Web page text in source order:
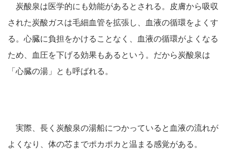
炭酸泉は医学的にも効能があるとされる。皮膚から吸収
された炭酸ガスは毛細血管を拡張し、血液の循環をよくす
る。心臓に負担をかけることなく、血液の循環がよくなる
ため、血圧を下げる効果もあるという。だから炭酸泉は
「心臓の湯」とも呼ばれる。
実際、長く炭酸泉の湯船につかっていると血液の流れが
よくなり、体の芯までポカポカと温まる感覚がある。